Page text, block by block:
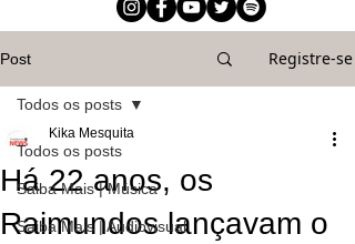
Post Registre-se
Todos os posts
Saiba Mais | Música
Saiba Mais | Audiovisual
Todos os posts
Há 22 anos, os
Raimundos lançavam o
Kika Mesquita